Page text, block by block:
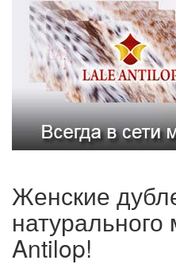
Женские
Antilop!